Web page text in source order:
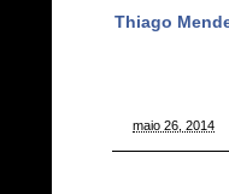
Thiago
maio 26, 2014